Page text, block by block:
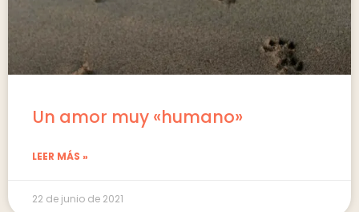
Un amor muy «humano»
LEER MÁS »
22 de junio de 2021